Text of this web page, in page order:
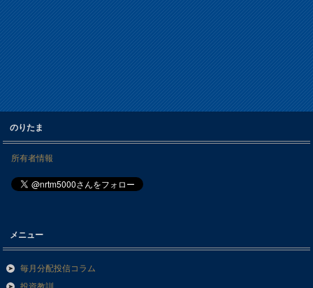
のりたま
所有者情報
メニュー
毎月分配投信コラム